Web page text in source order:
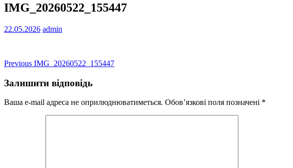
IMG_20260522_155447
22.05.2026 admin
Навігація
записів
Previous Previous
IMG_20260522_155447
Залишити відповідь
Ваша e-mail адреса не оприлюднюватиметься. Обов’язкові поля позначені *